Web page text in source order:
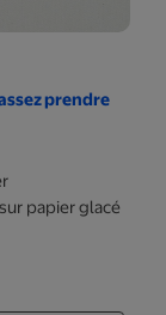
prendre
papier glacé